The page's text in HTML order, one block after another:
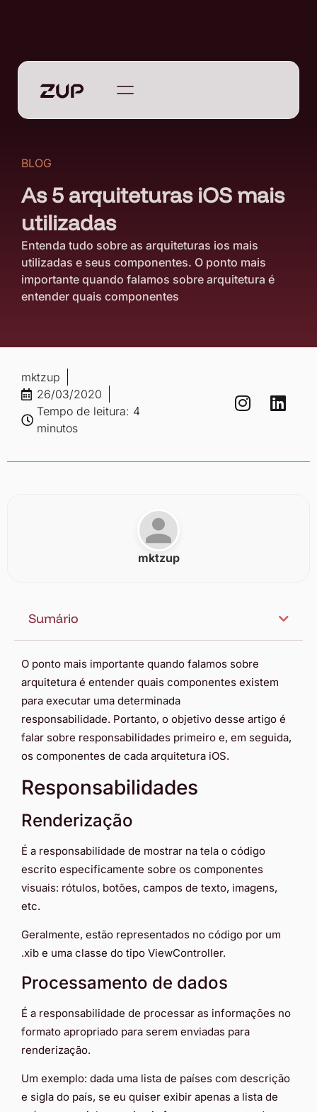
BLOG
As 5 arquiteturas iOS mais
utilizadas
Entenda tudo sobre as arquiteturas ios mais
utilizadas e seus componentes. O ponto mais
importante quando falamos sobre arquitetura é
entender quais componentes
mktzup
26/03/2020
Tempo de leitura: 4
minutos
O ponto mais importante quando falamos sobre
arquitetura é entender quais componentes existem
para executar uma determinada
responsabilidade. Portanto, o objetivo desse artigo é
falar sobre responsabilidades primeiro e, em seguida,
os componentes de cada arquitetura iOS.
Responsabilidades
Renderização
É a responsabilidade de mostrar na tela o código
escrito especificamente sobre os componentes
visuais: rótulos, botões, campos de texto, imagens,
etc.
Geralmente, estão representados no código por um
.xib e uma classe do tipo ViewController.
Processamento de dados
É a responsabilidade de processar as informações no
formato apropriado para serem enviadas para
renderização.
Um exemplo: dada uma lista de países com descrição
e sigla do país, se eu quiser exibir apenas a lista de
mktzup
Sumário